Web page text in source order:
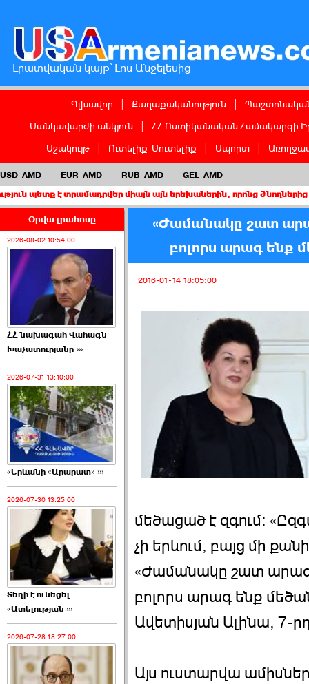
Լրատվական կայք՝ Լոս Անջելեսից
Գլխավոր Քաղաքականություն
Մանկավարժի անկյուն
ՀՀ Ոստիկանական Համակարգի
Մշակույթ
Ուտելիք-Մուտելիք Սպորտ
USD AMD EUR AMD RUB AMD GEL AMD
տրամադրվեր միայն այն երեխաներին, որոնց ծնողներից
Օրվա լրահոսը
2026-08-02 10:54:00
ՀՀ նախագահ Վահագն
Խաչատուրյանը ›››
2026-07-31 13:10:00
«Երևանի «Արարատ» ›››
2026-07-30 13:25:00
Տեղի է ունեցել
«Ատելության ›››
2026-07-28 18:27:00
«Ժամանակը շատ
բոլորս արագ ենք
2016-01-14 18:05:00
մեծացած է զգում:
չի երևում, բայց մի
«Ժամանակը շատ արագ
բոլորս արագ ենք
Ավետիսյան Ալինա, 7-
Այս ուստարվա